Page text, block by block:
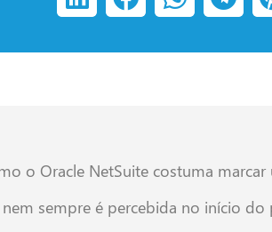
o Oracle NetSuite costuma
sempre é percebida no início